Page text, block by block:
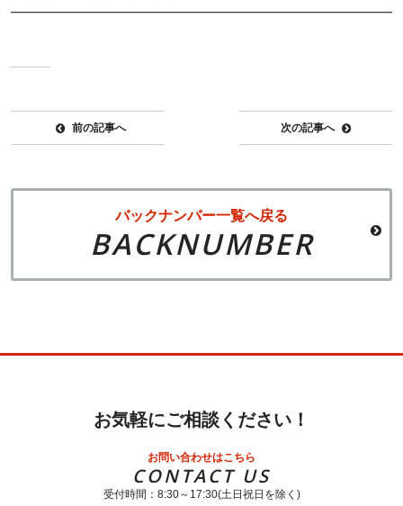
前の記事へ 次の記事へ
バックナンバー一覧へ戻る
BACKNUMBER
お気軽にご相談ください！
お問い合わせはこちら
CONTACT US
受付時間：8:30～17:30(土日祝日を除く)